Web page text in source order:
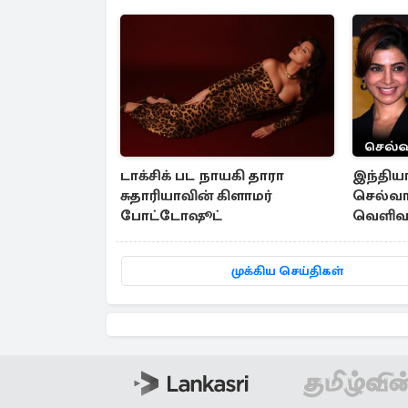
டாக்சிக் பட நாயகி தாரா
சுதாரியாவின் கிளாமர்
போட்டோஷூட்
முக்கிய செய்திகள்